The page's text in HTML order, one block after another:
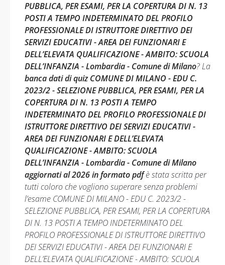
PUBBLICA, PER ESAMI, PER LA COPERTURA DI N. 13
POSTI A TEMPO INDETERMINATO DEL PROFILO
PROFESSIONALE DI ISTRUTTORE DIRETTIVO DEI
SERVIZI EDUCATIVI - AREA DEI FUNZIONARI E
DELL’ELEVATA QUALIFICAZIONE - AMBITO: SCUOLA
DELL’INFANZIA - Lombardia - Comune di Milano? La
banca dati di quiz COMUNE DI MILANO - EDU C.
2023/2 - SELEZIONE PUBBLICA, PER ESAMI, PER LA
COPERTURA DI N. 13 POSTI A TEMPO
INDETERMINATO DEL PROFILO PROFESSIONALE DI
ISTRUTTORE DIRETTIVO DEI SERVIZI EDUCATIVI -
AREA DEI FUNZIONARI E DELL’ELEVATA
QUALIFICAZIONE - AMBITO: SCUOLA
DELL’INFANZIA - Lombardia - Comune di Milano
aggiornati al 2026 in formato pdfè stata scritta per
tutti coloro che vogliono superare senza problemi
l’esame COMUNE DI MILANO - EDU C. 2023/2 -
SELEZIONE PUBBLICA, PER ESAMI, PER LA COPERTURA
DI N. 13 POSTI A TEMPO INDETERMINATO DEL
PROFILO PROFESSIONALE DI ISTRUTTORE DIRETTIVO
DEI SERVIZI EDUCATIVI - AREA DEI FUNZIONARI E
DELL’ELEVATA QUALIFICAZIONE - AMBITO: SCUOLA